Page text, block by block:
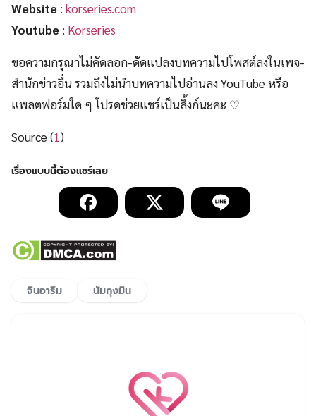
Website : korseries.com
Youtube : Korseries
ขอความกรุณาไม่คัดลอก-ดัดแปลงบทความไปโพสต์ลงในเพจ-
สำนักข่าวอื่น รวมถึงไม่นำบทความไปอ่านลง YouTube หรือ
แพลตฟอร์มใด ๆ โปรดช่วยแชร์เป็นลิ้งก์นะคะ ♡
Source (1)
จินอารึม นัมกุงมิน